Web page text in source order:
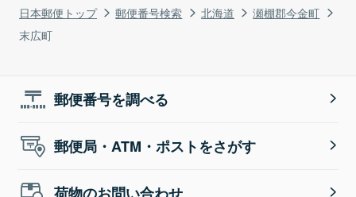
日本郵便トップ 郵便番号検索 北海道
瀬棚郡今金町
末広町
郵便番号を調べる
郵便局・ATM・ポストをさがす
荷物のお問い合わせ